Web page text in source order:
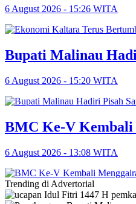
6 August 2026 - 15:26 WITA
Bupati Malinau
6 August 2026 - 15:20 WITA
BMC Ke-V Kembali
6 August 2026 - 13:08 WITA
Trending di Advertorial